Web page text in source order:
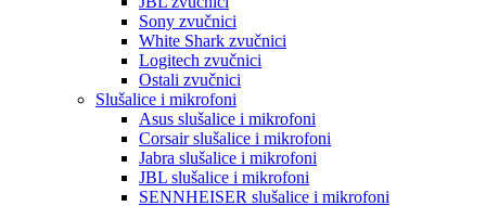
Sony zvučnici
White Shark zvučnici
Logitech zvučnici
Ostali zvučnici
Slušalice i mikrofoni
Asus slušalice i mikrofoni
Corsair slušalice i mikrofoni
Jabra slušalice i mikrofoni
JBL slušalice i mikrofoni
SENNHEISER slušalice i mikrofoni